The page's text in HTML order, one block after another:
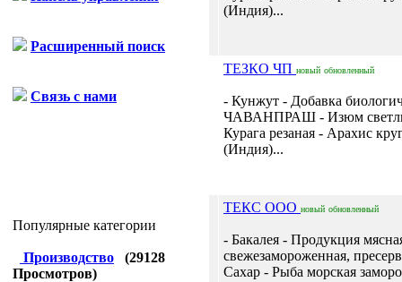
Расширенный поиск
Связь с нами
Популярные категории
Производство (29128
Просмотров)
(Индия)...
ТЕЗКО ЧП новый обновленный
- Кунжут - Добавка
ЧАВАНПРАШ - Изюм
Курага резаная - Арахис
(Индия)...
ТЕКС ООО новый обновленный
- Бакалея - Продукция
свежезамороженная,
Сахар - Рыба морская